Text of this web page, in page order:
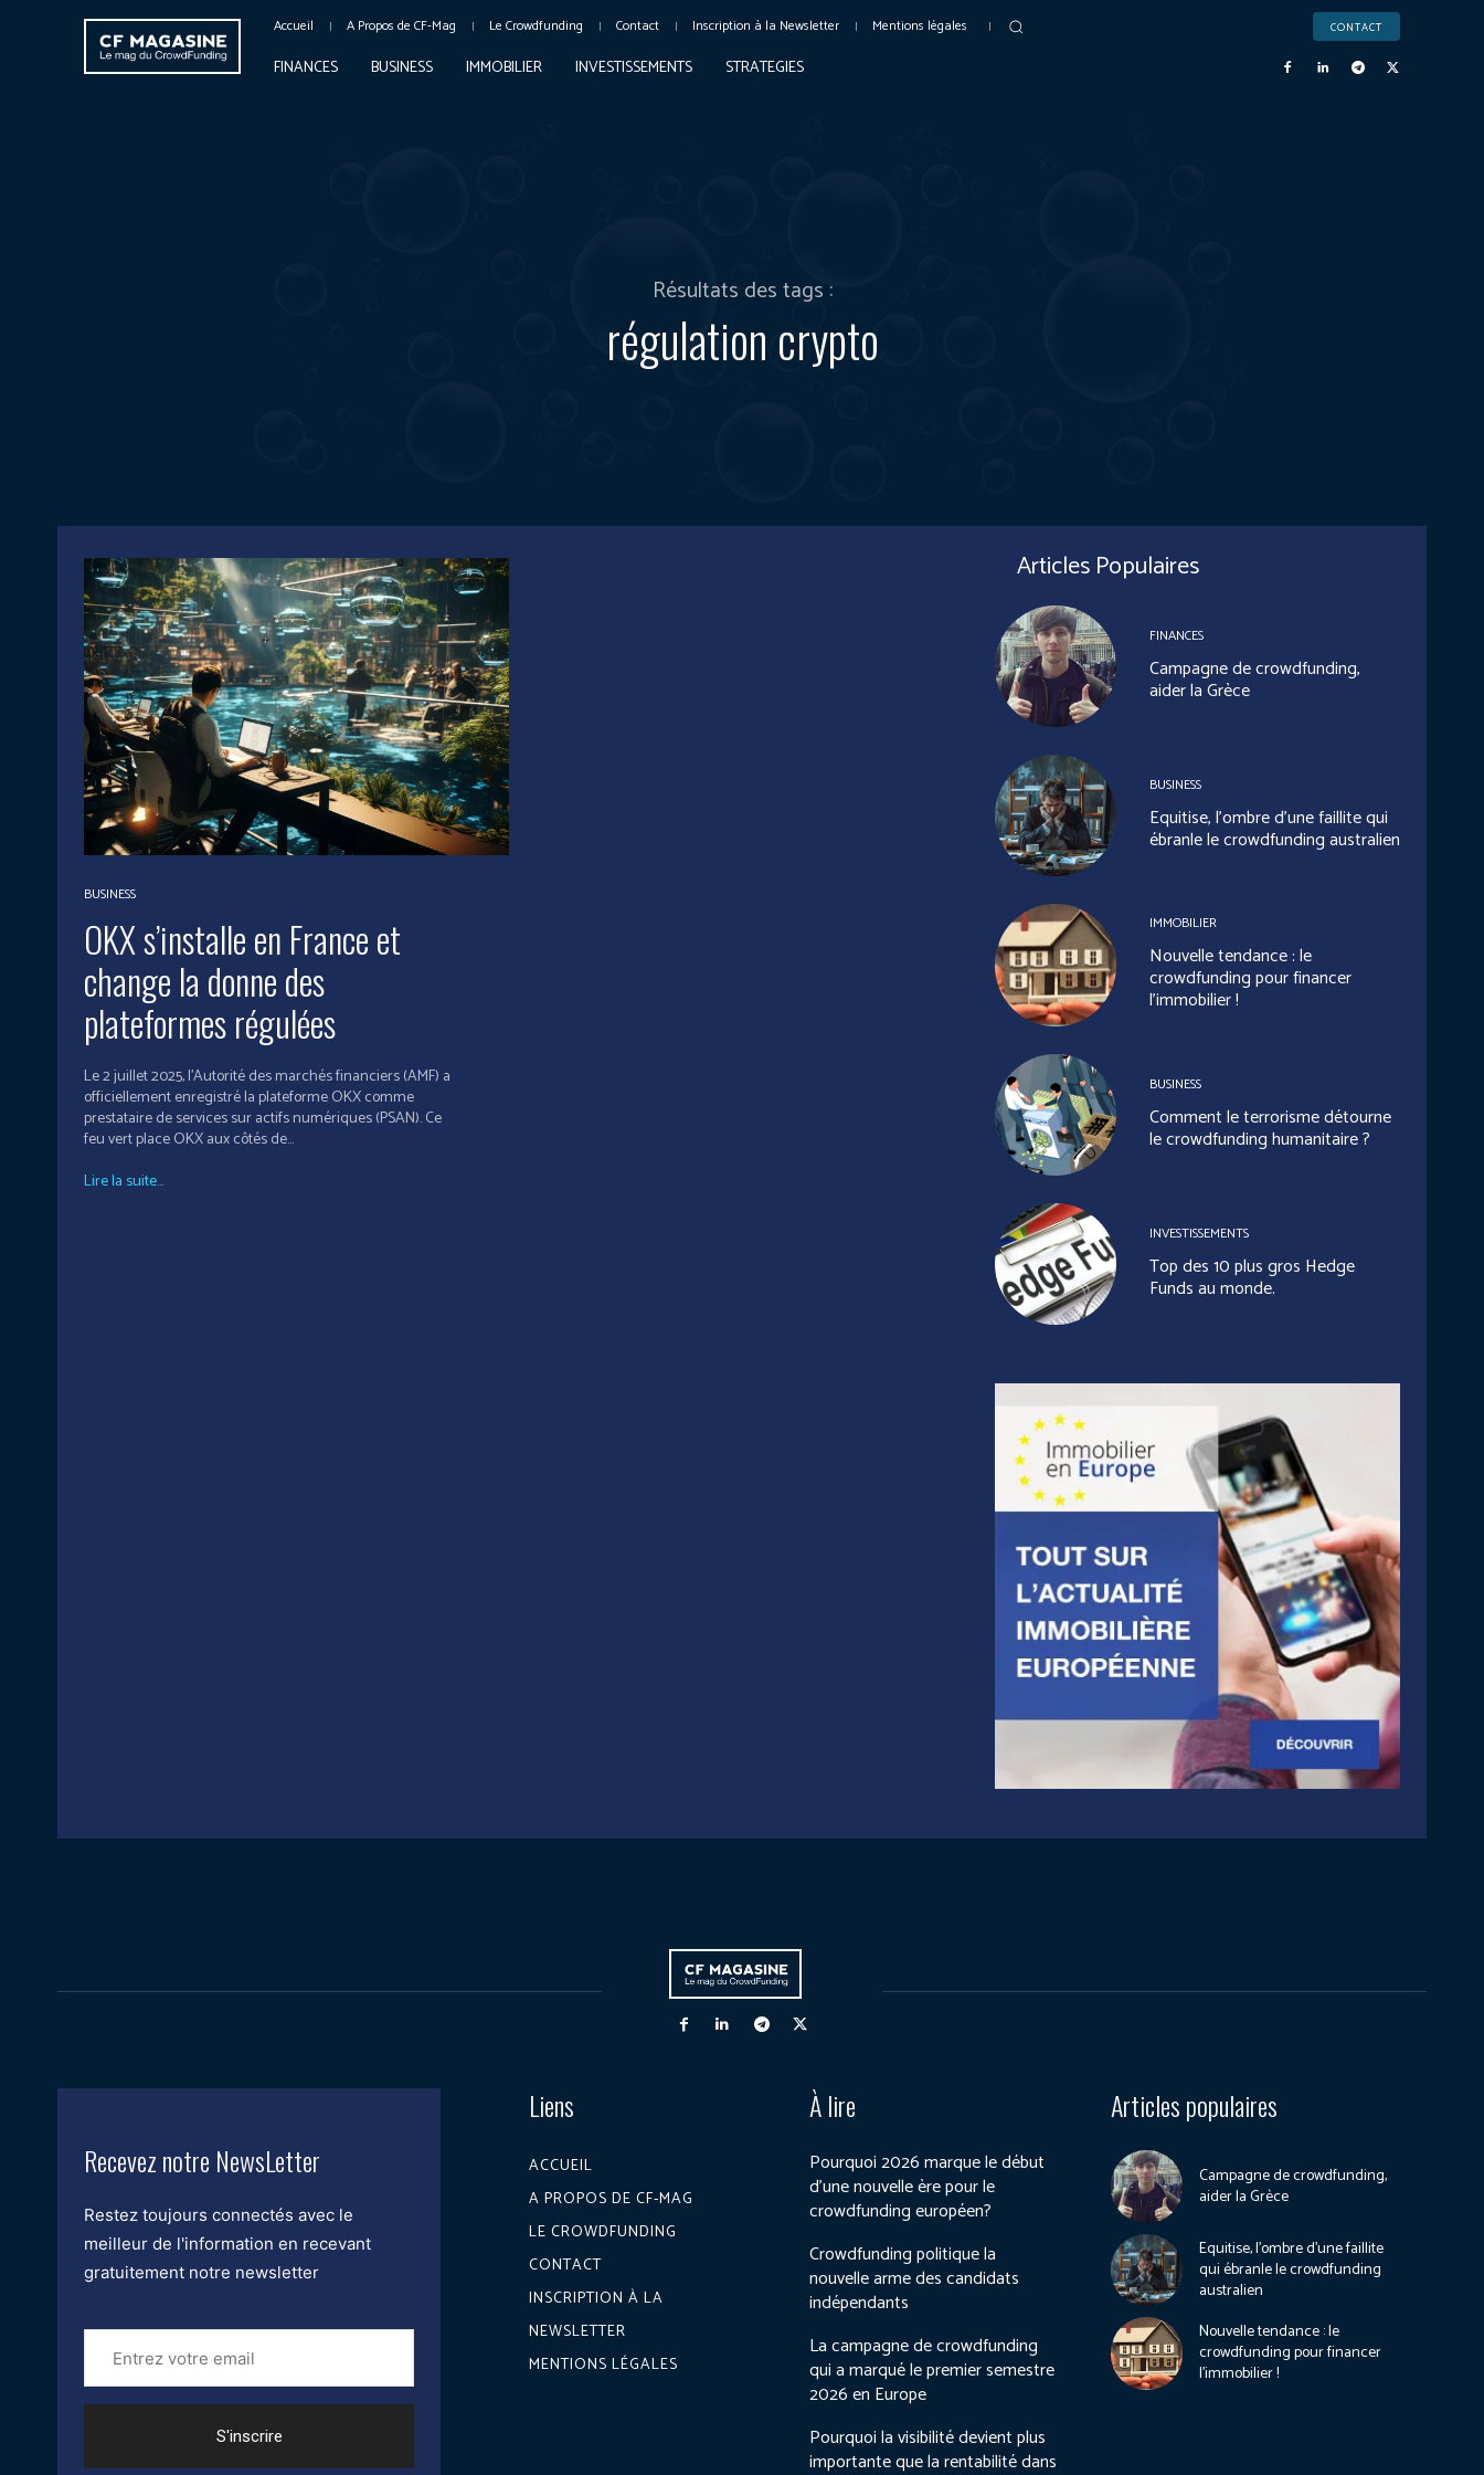
Accueil A Propos de CF-Mag Le Crowdfunding Contact Inscription à la Newsletter Mentions légales CONTACT
FINANCES BUSINESS IMMOBILIER INVESTISSEMENTS STRATEGIES
Résultats des tags :
régulation crypto
BUSINESS
OKX s’installe en France et
change la donne des
plateformes régulées
Le 2 juillet 2025, l’Autorité des marchés financiers (AMF) a
officiellement enregistré la plateforme OKX comme
prestataire de services sur actifs numériques (PSAN). Ce
feu vert place OKX aux côtés de...
Lire la suite...
Articles Populaires
FINANCES
Campagne de crowdfunding,
aider la Grèce
BUSINESS
Equitise, l’ombre d’une faillite qui
ébranle le crowdfunding australien
IMMOBILIER
Nouvelle tendance : le
crowdfunding pour financer
l’immobilier !
BUSINESS
Comment le terrorisme détourne
le crowdfunding humanitaire ?
INVESTISSEMENTS
Top des 10 plus gros Hedge
Funds au monde.
Recevez notre NewsLetter
Restez toujours connectés avec le
meilleur de l'information en recevant
gratuitement notre newsletter
Entrez
votre
email
Liens
ACCUEIL
A PROPOS DE CF-MAG
LE CROWDFUNDING
CONTACT
INSCRIPTION À LA
NEWSLETTER
MENTIONS LÉGALES
À lire
Pourquoi 2026 marque le début
d’une nouvelle ère pour le
crowdfunding européen?
Crowdfunding politique la
nouvelle arme des candidats
indépendants
La campagne de crowdfunding
qui a marqué le premier semestre
2026 en Europe
Pourquoi la visibilité devient plus
importante que la rentabilité dans
Articles populaires
Campagne de crowdfunding,
aider la Grèce
Equitise, l’ombre d’une faillite
qui ébranle le crowdfunding
australien
Nouvelle tendance : le
crowdfunding pour financer
l’immobilier !